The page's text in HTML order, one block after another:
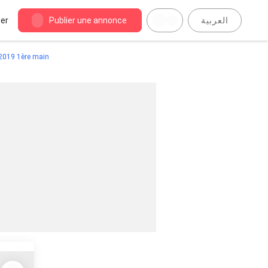
Publier une annonce العربية
1ère main